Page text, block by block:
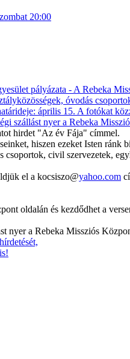
20:00
hirdet "Az év Fája" címmel.
hiszen ezeket Isten ránk
csoportok, civil szervezetek,
el a kocsiszo@yahoo.com
oldalán és kezdődhet a
nyer a Rebeka Missziós